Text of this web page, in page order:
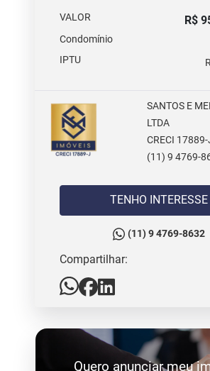
VALOR R$
Condomínio
IPTU
SANTOS E
LTDA
CRECI 17889-
(11) 9 4769-
TENHO INTERESSE
(11) 9 4769-8632
Compartilhar:
Quero anunciar meu